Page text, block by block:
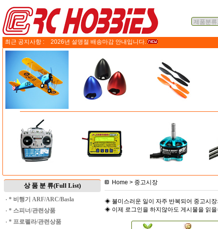
최근 공지사항 : 2026년 설명절 배송마감 안내입니다.
상 품 분 류(Full List)
· * 비행기 ARF/ARC/Basla
· * 스피너/관련상품
· * 프로펠라/관련상품
Home > 중고시장
◈ 불미스러운 일이 자주 반복되어 중고시
◈ 이제 로그인을 하지않아도 게시물을 읽